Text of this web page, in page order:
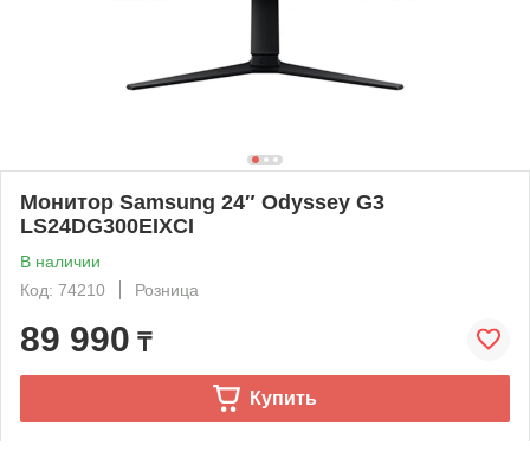
Монитор Samsung 24″ Odyssey G3
LS24DG300EIXCI
В наличии
Код: 74210
Розница
89 990 ₸
Купить